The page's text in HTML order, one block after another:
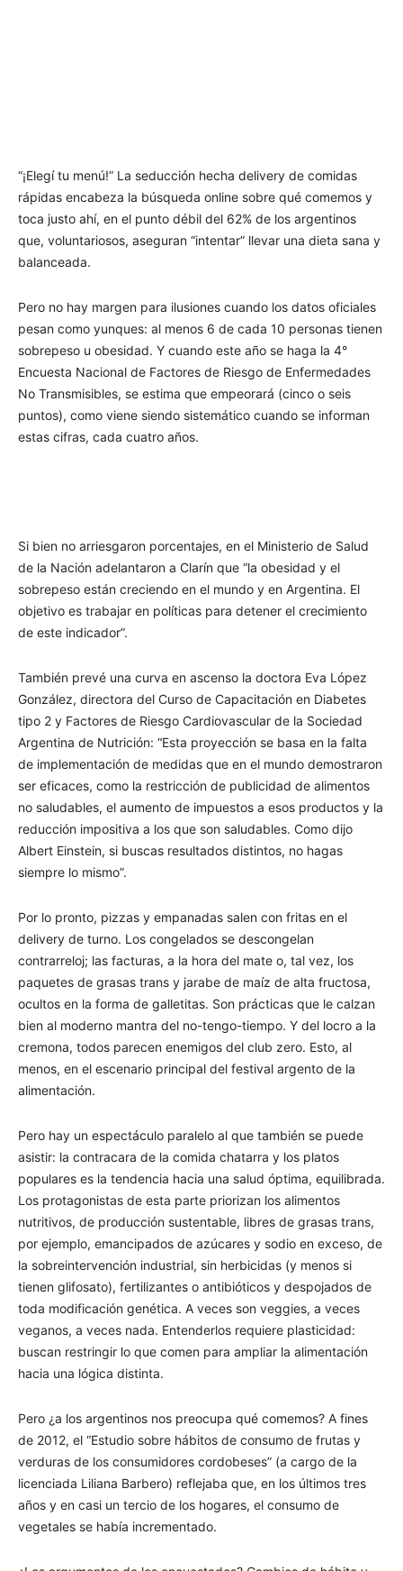
“¡Elegí tu menú!” La seducción hecha delivery de comidas
rápidas encabeza la búsqueda online sobre qué comemos y
toca justo ahí, en el punto débil del 62% de los argentinos
que, voluntariosos, aseguran “intentar” llevar una dieta sana y
balanceada.
Pero no hay margen para ilusiones cuando los datos oficiales
pesan como yunques: al menos 6 de cada 10 personas tienen
sobrepeso u obesidad. Y cuando este año se haga la 4°
Encuesta Nacional de Factores de Riesgo de Enfermedades
No Transmisibles, se estima que empeorará (cinco o seis
puntos), como viene siendo sistemático cuando se informan
estas cifras, cada cuatro años.
Si bien no arriesgaron porcentajes, en el Ministerio de Salud
de la Nación adelantaron a Clarín que “la obesidad y el
sobrepeso están creciendo en el mundo y en Argentina. El
objetivo es trabajar en políticas para detener el crecimiento
de este indicador”.
También prevé una curva en ascenso la doctora Eva López
González, directora del Curso de Capacitación en Diabetes
tipo 2 y Factores de Riesgo Cardiovascular de la Sociedad
Argentina de Nutrición: “Esta proyección se basa en la falta
de implementación de medidas que en el mundo demostraron
ser eficaces, como la restricción de publicidad de alimentos
no saludables, el aumento de impuestos a esos productos y la
reducción impositiva a los que son saludables. Como dijo
Albert Einstein, si buscas resultados distintos, no hagas
siempre lo mismo”.
Por lo pronto, pizzas y empanadas salen con fritas en el
delivery de turno. Los congelados se descongelan
contrarreloj; las facturas, a la hora del mate o, tal vez, los
paquetes de grasas trans y jarabe de maíz de alta fructosa,
ocultos en la forma de galletitas. Son prácticas que le calzan
bien al moderno mantra del no-tengo-tiempo. Y del locro a la
cremona, todos parecen enemigos del club zero. Esto, al
menos, en el escenario principal del festival argento de la
alimentación.
Pero hay un espectáculo paralelo al que también se puede
asistir: la contracara de la comida chatarra y los platos
populares es la tendencia hacia una salud óptima, equilibrada.
Los protagonistas de esta parte priorizan los alimentos
nutritivos, de producción sustentable, libres de grasas trans,
por ejemplo, emancipados de azúcares y sodio en exceso, de
la sobreintervención industrial, sin herbicidas (y menos si
tienen glifosato), fertilizantes o antibióticos y despojados de
toda modificación genética. A veces son veggies, a veces
veganos, a veces nada. Entenderlos requiere plasticidad:
buscan restringir lo que comen para ampliar la alimentación
hacia una lógica distinta.
Pero ¿a los argentinos nos preocupa qué comemos? A fines
de 2012, el “Estudio sobre hábitos de consumo de frutas y
verduras de los consumidores cordobeses” (a cargo de la
licenciada Liliana Barbero) reflejaba que, en los últimos tres
años y en casi un tercio de los hogares, el consumo de
vegetales se había incrementado.